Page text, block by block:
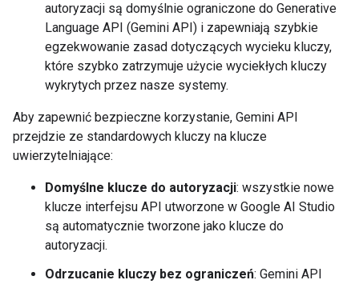
autoryzacji są domyślnie ograniczone do Generative
Language API (Gemini API) i zapewniają szybkie
egzekwowanie zasad dotyczących wycieku kluczy,
które szybko zatrzymuje użycie wyciekłych kluczy
wykrytych przez nasze systemy.
Aby zapewnić bezpieczne korzystanie, Gemini API
przejdzie ze standardowych kluczy na klucze
uwierzytelniające:
Domyślne klucze do autoryzacji: wszystkie nowe
klucze interfejsu API utworzone w Google AI Studio
są automatycznie tworzone jako klucze do
autoryzacji.
Odrzucanie kluczy bez ograniczeń: Gemini API